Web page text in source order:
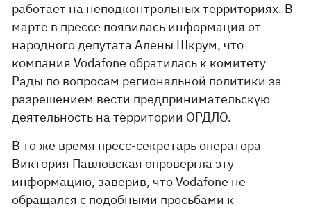
работает на неподконтрольных территориях. В
марте в прессе появилась информация от
народного депутата Алены Шкрум, что
компания Vodafone обратилась к комитету
Рады по вопросам региональной политики за
разрешением вести предпринимательскую
деятельность на территории ОРДЛО.
В то же время пресс-секретарь оператора
Виктория Павловская опровергла эту
информацию, заверив, что Vodafone не
обращался с подобными просьбами к